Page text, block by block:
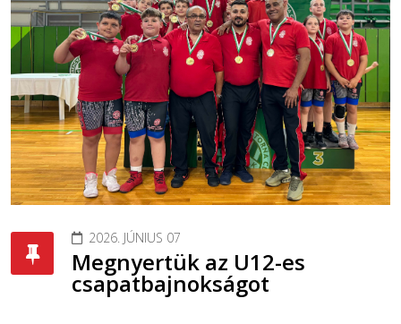
2026. JÚNIUS 07
Megnyertük az U12-es
csapatbajnokságot